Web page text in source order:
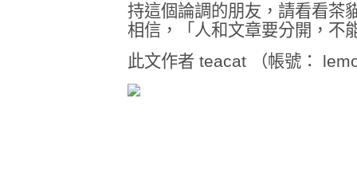
持這個論調的朋友，請看看茶
相信，「人和文章要分開，不
此文作者 teacat （帳號：